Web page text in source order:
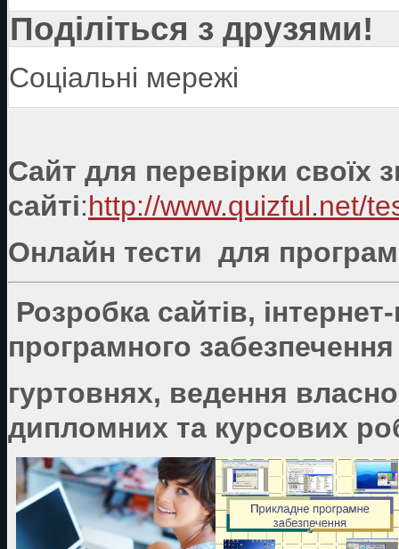
Поділіться з друзями!
Соціальні мережі
Сайт для перевірки своїх
сайті:http://www.quizful.net/
Онлайн тести для
Розробка сайтів,
програмного
гуртовнях, ведення
дипломних та курсових